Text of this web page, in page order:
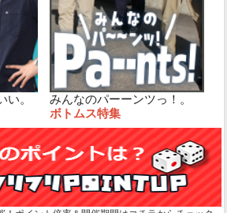
い。
みんなのパーーンツっ！。
ボトムス特集